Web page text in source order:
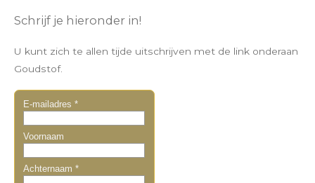
Schrijf je hieronder in!
U kunt zich te allen tijde uitschrijven met de link onderaan
Goudstof.